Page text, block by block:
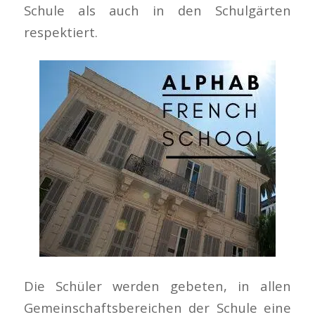
Schule als auch in den Schulgärten
respektiert.
Die Schüler werden gebeten, in allen
Gemeinschaftsbereichen der Schule eine